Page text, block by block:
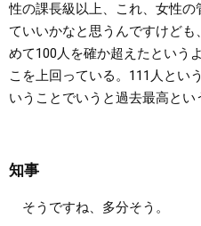
性の課長級以上、これ、女性
ていいかなと思うんですけど
めて100人を確か超えたという
こを上回っている。111人とい
いうことでいうと過去最高とい
知事
そうですね、多分そう。